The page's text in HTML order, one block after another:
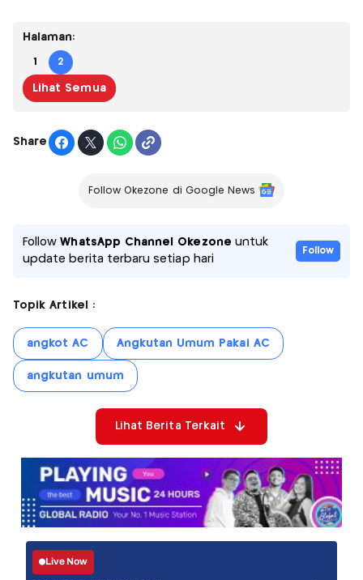
Halaman:
1 2
Lihat Semua
Share
Follow Okezone di Google News
FollowWhatsApp Channel Okezone untuk
update berita terbaru setiap hari
Follow
Topik Artikel :
angkot AC Angkutan Umum Pakai AC
angkutan umum
Lihat Berita Terkait
Live Now